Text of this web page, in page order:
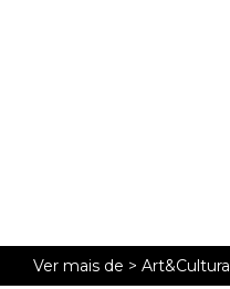
Ver mais de > Art&Cultura